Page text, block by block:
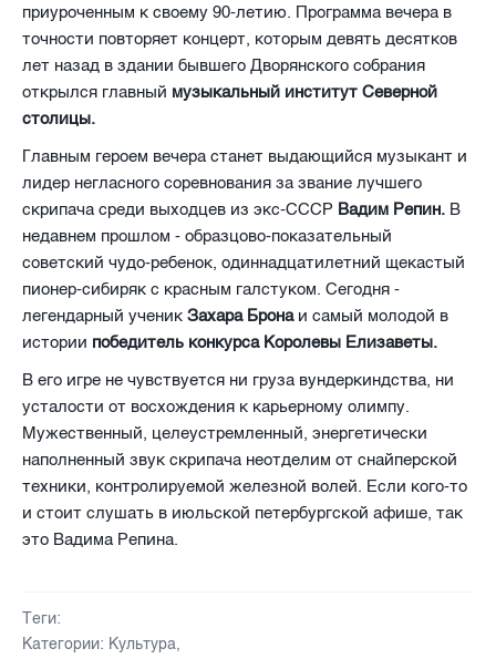
приуроченным к своему 90-летию. Программа вечера в
точности повторяет концерт, которым девять десятков
лет назад в здании бывшего Дворянского собрания
открылся главный музыкальный институт Северной
столицы.
Главным героем вечера станет выдающийся музыкант и
лидер негласного соревнования за звание лучшего
скрипача среди выходцев из экс-СССР Вадим Репин. В
недавнем прошлом - образцово-показательный
советский чудо-ребенок, одиннадцатилетний щекастый
пионер-сибиряк с красным галстуком. Сегодня -
легендарный ученик Захара Бронаи самый молодой в
истории победитель конкурса Королевы Елизаветы.
В его игре не чувствуется ни груза вундеркиндства, ни
усталости от восхождения к карьерному олимпу.
Мужественный, целеустремленный, энергетически
наполненный звук скрипача неотделим от снайперской
техники, контролируемой железной волей. Если кого-то
и стоит слушать в июльской петербургской афише, так
это Вадима Репина.
Теги:
Категории: Культура,